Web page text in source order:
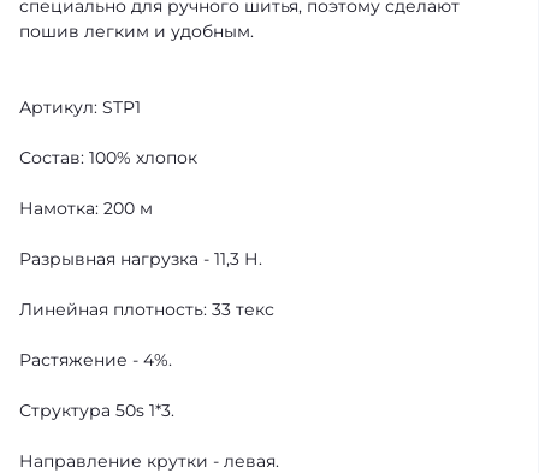
специально для ручного шитья, поэтому сделают
пошив легким и удобным.
Артикул: STP1
Состав: 100% хлопок
Намотка: 200 м
Разрывная нагрузка - 11,3 Н.
Линейная плотность: 33 текс
Растяжение - 4%.
Структура 50s 1*3.
Направление крутки - левая.